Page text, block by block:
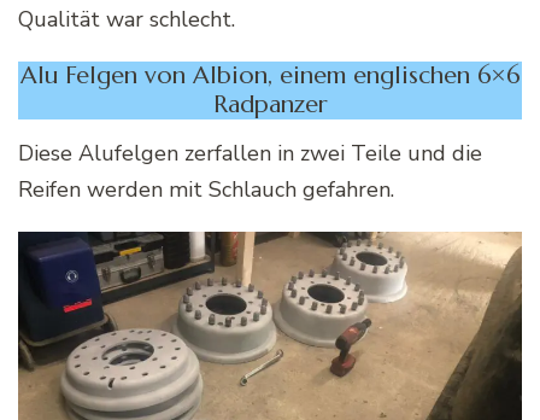
Qualität war schlecht.
Alu Felgen von Albion, einem englischen 6×6
Radpanzer
Diese Alufelgen zerfallen in zwei Teile und die
Reifen werden mit Schlauch gefahren.